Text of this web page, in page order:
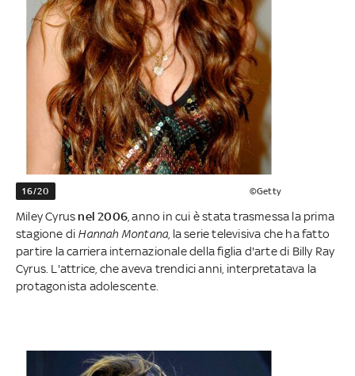
16/20 ©Getty
Miley Cyrus nel 2006 , anno in cui è stata trasmessa la prima
stagione di Hannah Montana , la serie televisiva che ha fatto
partire la carriera internazionale della figlia d'arte di Billy Ray
Cyrus. L'attrice, che aveva trendici anni, interpretatava la
protagonista adolescente.